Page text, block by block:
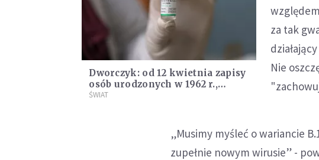
Dworczyk: od 12 kwietnia zapisy
osób urodzonych w 1962 r.,
każdego kolejnego dnia będzie
ŚWIAT
za tak
Nie
„Musimy myśleć o wariancie
zupełnie nowym wirusie” -